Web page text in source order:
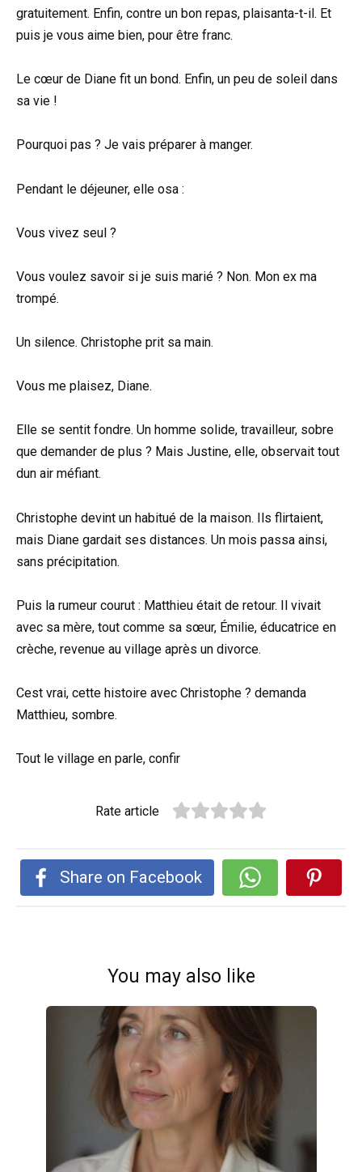
gratuitement. Enfin, contre un bon repas, plaisanta-t-il. Et
puis je vous aime bien, pour être franc.
Le cœur de Diane fit un bond. Enfin, un peu de soleil dans
sa vie !
Pourquoi pas ? Je vais préparer à manger.
Pendant le déjeuner, elle osa :
Vous vivez seul ?
Vous voulez savoir si je suis marié ? Non. Mon ex ma
trompé.
Un silence. Christophe prit sa main.
Vous me plaisez, Diane.
Elle se sentit fondre. Un homme solide, travailleur, sobre
que demander de plus ? Mais Justine, elle, observait tout
dun air méfiant.
Christophe devint un habitué de la maison. Ils flirtaient,
mais Diane gardait ses distances. Un mois passa ainsi,
sans précipitation.
Puis la rumeur courut : Matthieu était de retour. Il vivait
avec sa mère, tout comme sa sœur, Émilie, éducatrice en
crèche, revenue au village après un divorce.
Cest vrai, cette histoire avec Christophe ? demanda
Matthieu, sombre.
Tout le village en parle, confir
Rate article
Share on Facebook
You may also like